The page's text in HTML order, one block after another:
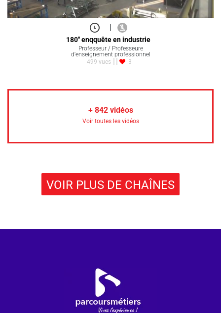
|
180'' enqquête en industrie
Professeur / Professeure
d'enseignement professionnel
499 vues
3
+ 842vidéos
Voir toutes les vidéos
VOIR PLUS DE CHAÎNES